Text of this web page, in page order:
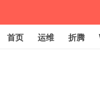
首页 运维 折腾